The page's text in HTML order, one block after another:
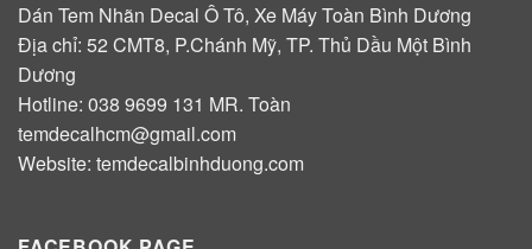
Dán Tem Nhãn Decal Ô Tô, Xe Máy Toàn Bình Dương
Địa chỉ: 52 CMT8, P.Chánh Mỹ, TP. Thủ Dầu Một Bình
Dương
Hotline: 038 9699 131 MR. Toàn
temdecalhcm@gmail.com
Website: temdecalbinhduong.com